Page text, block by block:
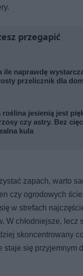
przegapić
ile naprawdę
przelicznik dla
roślina jesienią jest
czy astry. Bez
kula
zapach, warto
czy ogrodowych
w strefach
W chłodniejsze, lecz
skoncentrowany
staje się przyjemnym